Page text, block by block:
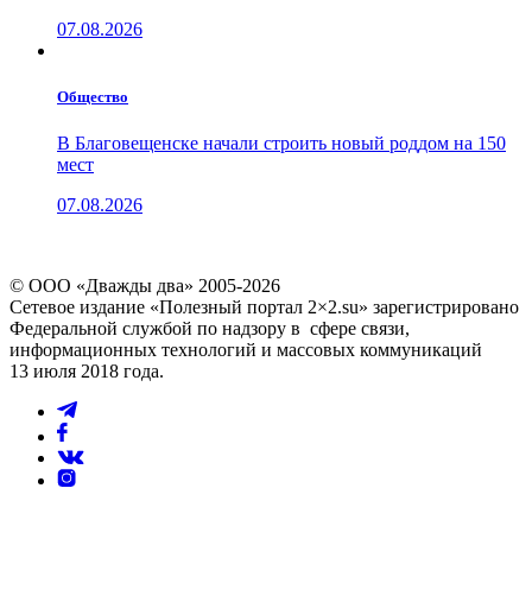
07.08.2026
Общество
В Благовещенске начали строить новый роддом на 150
мест
07.08.2026
© ООО «Дважды два» 2005-2026
Сетевое издание «Полезный портал 2×2.su» зарегистрировано
Федеральной службой по надзору в сфере связи,
информационных технологий и массовых коммуникаций
13 июля 2018 года.